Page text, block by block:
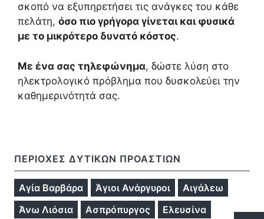
σκοπό να εξυπηρετήσει τις ανάγκες του κάθε
πελάτη, όσο πιο γρήγορα γίνεται και φυσικά
με το μικρότερο δυνατό κόστος.
Με ένα σας τηλεφώνημα, δώστε λύση στο
ηλεκτρολογικό πρόβλημα που δυσκολεύει την
καθημερινότητά σας.
ΠΕΡΙΟΧΕΣ ΔΥΤΙΚΩΝ ΠΡΟΑΣΤΙΩΝ
Aγία Βαρβάρα Άγιοι Ανάργυροι
Αιγάλεω
Άνω Λιόσια
Ασπρόπυργος
Ελευσίνα